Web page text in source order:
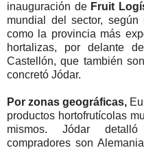
inauguración deFruit
mundial del sector, según
como la provincia más
hortalizas, por delante
Castellón, que también
concretó Jódar.
Por zonas geográficas,
productos hortofrutícolas
mismos. Jódar
compradores son